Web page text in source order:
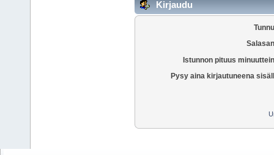
Kirjaudu
Istunnon pituus
Pysy aina kirjautuneena